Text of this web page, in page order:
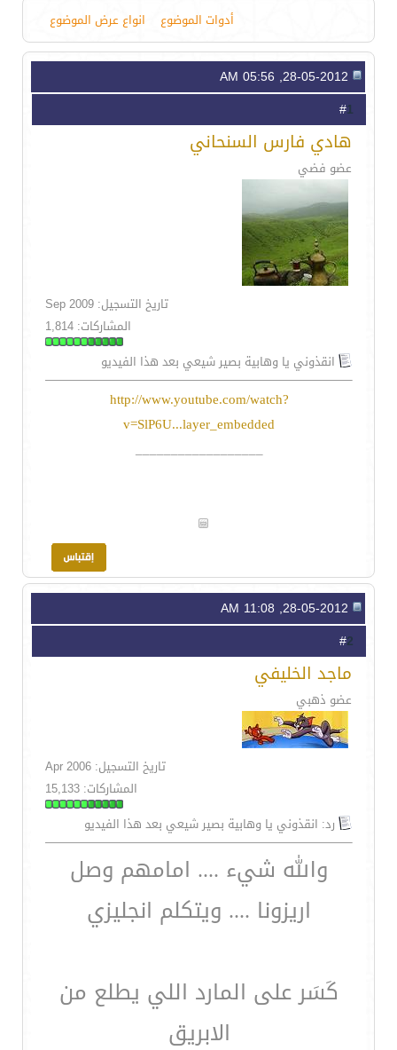
أدوات الموضوع انواع عرض الموضوع
1
هادي فارس السنحاني
عضو فضي
تاريخ التسجيل: Sep 2009
المشاركات: 1,814
انقذوني يا وهابية بصير شيعي بعد هذا الفيديو
http://www.youtube.com/watch?
v=SlP6U...layer_embedded
__________________
2
ماجد الخليفي
عضو ذهبي
تاريخ التسجيل: Apr 2006
المشاركات: 15,133
رد: انقذوني يا وهابية بصير شيعي بعد هذا الفيديو
والله شيء .... امامهم وصل
اريزونا .... ويتكلم انجليزي
كَسَر على المارد اللي يطلع من
الابريق